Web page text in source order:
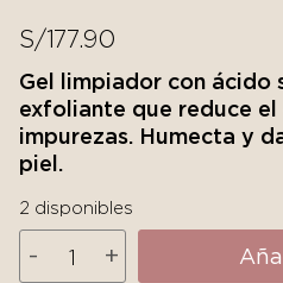
S/177.90
Gel limpiador con ácido
exfoliante que reduce el
impurezas. Humecta y
piel.
2 disponibles
Blemish
+
-